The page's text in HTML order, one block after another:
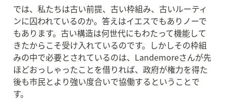
では、私たちは古い前提、古い枠組み、古いルーティ
ンに囚われているのか。答えはイエスでもありノーで
もあります。古い構造は何世代にもわたって機能して
きたからこそ受け入れているのです。しかしその枠組
みの中で必要とされているのは、Landemoreさんが先
ほどおっしゃったことを借りれば、政府が権力を得た
後も市民とより強い度合いで協働するということで
す。